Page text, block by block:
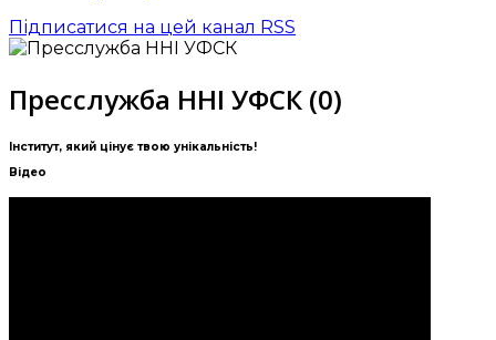
Підписатися на цей канал RSS
Пресслужба ННІ УФСК (0)
Інститут, який цінує твою унікальність!
Відео